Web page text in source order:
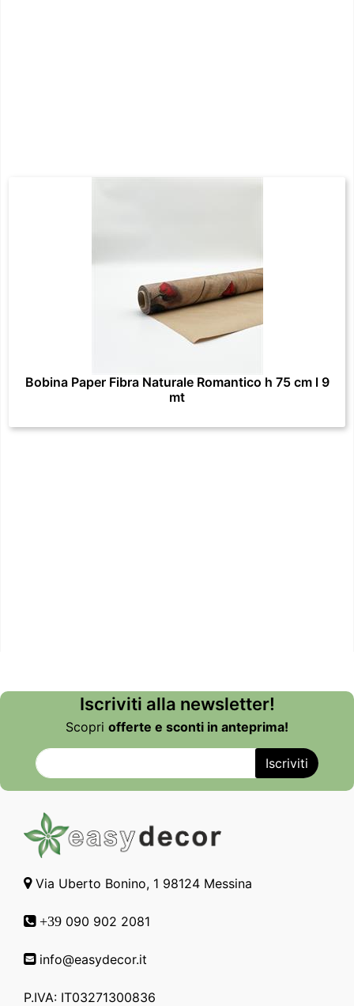
Bobina Paper Fibra Naturale Romantico h 75 cm l 9
mt
Iscriviti alla newsletter!
Scopri offerte e sconti in anteprima!
Via Uberto Bonino, 1 98124 Messina
+39 090 902 2081
info@easydecor.it
P.IVA: IT03271300836